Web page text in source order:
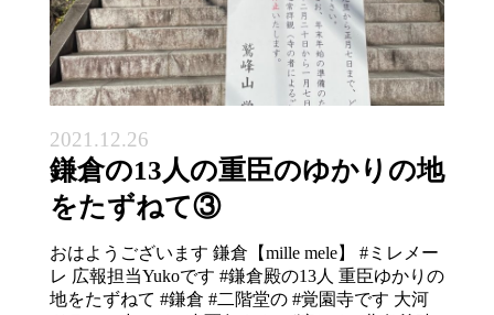
2021.12.26
鎌倉の13人の重臣のゆかりの地
をたずねて③
おはようございます 鎌倉【mille mele】 #ミレメー
レ 広報担当Yukoです #鎌倉殿の13人 重臣ゆかりの
地をたずねて #鎌倉 #二階堂の #覚園寺です 大河